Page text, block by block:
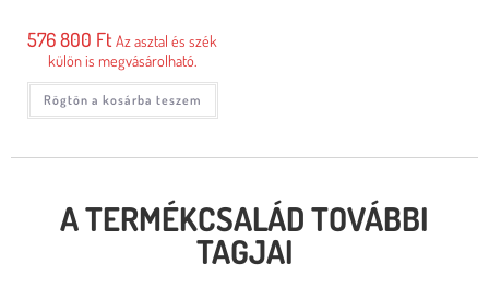
576 800 Ft Az asztal és szék
külön is megvásárolható.
Rögtön a kosárba teszem
A TERMÉKCSALÁD TOVÁBBI
TAGJAI